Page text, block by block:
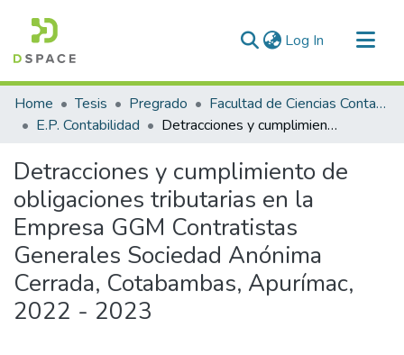
Log In (current)
Communities & Collections
All of DSpace
Home Tesis Pregrado
Facultad de Ciencias Contables y Financieras
E.P. Contabilidad
Detracciones y cumplimiento de obligaciones tributarias en la Empresa GGM Contratistas Generales Sociedad Anónima Cerrada, Cotabambas, Apurímac, 2022 - 2023
Detracciones y cumplimiento de
obligaciones tributarias en la
Empresa GGM Contratistas
Generales Sociedad Anónima
Cerrada, Cotabambas, Apurímac,
2022 - 2023